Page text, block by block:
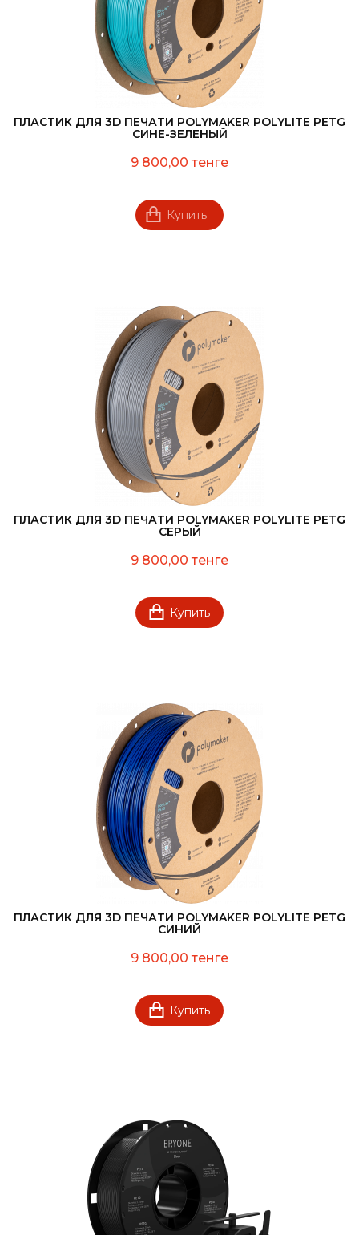
ПЛАСТИК ДЛЯ 3D ПЕЧАТИ POLYMAKER POLYLITE PETG
СИНЕ-ЗЕЛЕНЫЙ
9 800,00 тенге
Купить
ПЛАСТИК ДЛЯ 3D ПЕЧАТИ POLYMAKER POLYLITE PETG
СЕРЫЙ
9 800,00 тенге
Купить
ПЛАСТИК ДЛЯ 3D ПЕЧАТИ POLYMAKER POLYLITE PETG
СИНИЙ
9 800,00 тенге
Купить